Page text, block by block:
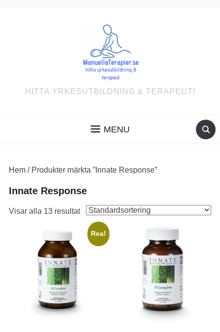
HITTA YRKESUTBILDNING & TERAPEUT!
MENU
Hem/ Produkter märkta ”Innate Response”
Innate Response
Visar alla 13 resultat
Rea!